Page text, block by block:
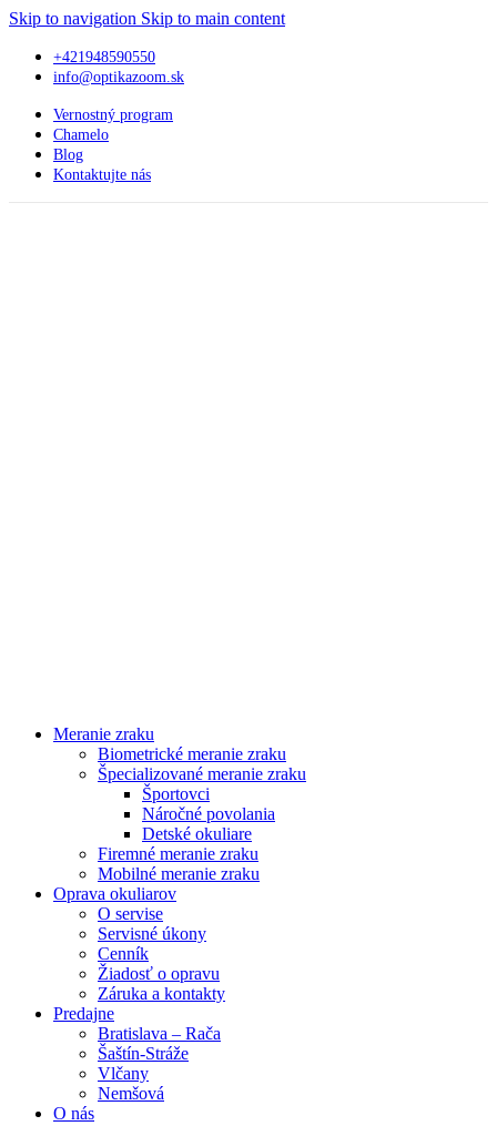
Skip to navigation Skip to main content
+421948590550
info@optikazoom.sk
Vernostný program
Chamelo
Blog
Kontaktujte nás
Meranie zraku
Biometrické meranie zraku
Špecializované meranie zraku
Športovci
Náročné povolania
Detské okuliare
Firemné meranie zraku
Mobilné meranie zraku
Oprava okuliarov
O servise
Servisné úkony
Cenník
Žiadosť o opravu
Záruka a kontakty
Predajne
Bratislava – Rača
Šaštín-Stráže
Vlčany
Nemšová
O nás